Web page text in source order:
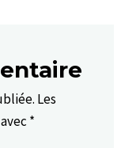
Les
*